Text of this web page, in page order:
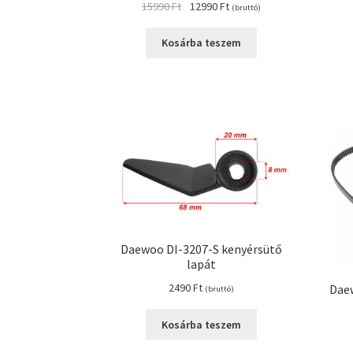
15990Ft
Original
was:
12990FtCurrent
is:
(bruttó)
Kosárba teszem
Daewoo DI-3207-S kenyérsütő
lapát
2490Ft (bruttó)
Kosárba teszem